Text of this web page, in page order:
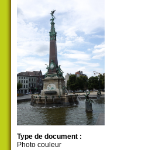
Type de document :
Photo couleur